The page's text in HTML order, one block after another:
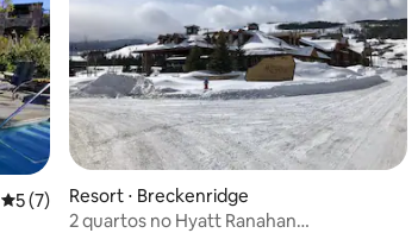
5 de uma avaliação média de 5, 7 avaliações
5 (7)
Resort ⋅ Breckenridge
2 quartos no Hyatt Ranahan